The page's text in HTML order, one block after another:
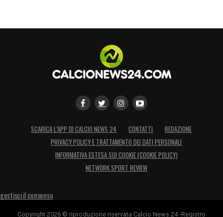
SCARICA L’APP DI CALCIO NEWS 24 CONTATTI
REDAZIONE
PRIVACY POLICY E TRATTAMENTO DEI DATI PERSONALI
INFORMATIVA ESTESA SUI COOKIE (COOKIE POLICY)
NETWORK SPORT REVIEW
gestisci il consenso
Copyright 2026 © riproduzione riservata Calcio News 24 -Registro